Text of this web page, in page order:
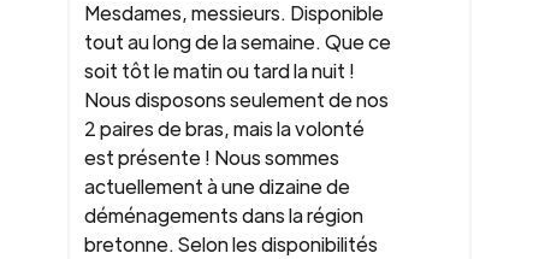
Mesdames, messieurs. Disponible
tout au long de la semaine. Que ce
soit tôt le matin ou tard la nuit !
Nous disposons seulement de nos
2 paires de bras, mais la volonté
est présente ! Nous sommes
actuellement à une dizaine de
déménagements dans la région
bretonne. Selon les disponibilités